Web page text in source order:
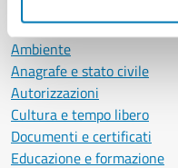
CATEGORIE DI SERVIZIO
Ambiente
Anagrafe e stato civile
Autorizzazioni
Cultura e tempo libero
Documenti e certificati
Educazione e formazione